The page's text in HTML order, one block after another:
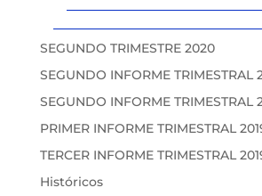
SEGUNDO TRIMESTRE 2020
SEGUNDO INFORME TRIMESTRAL
SEGUNDO INFORME TRIMESTRAL
PRIMER INFORME TRIMESTRAL
TERCER INFORME TRIMESTRAL
Históricos